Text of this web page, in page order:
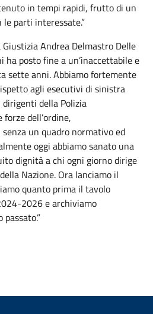
in tempi rapidi, frutto di un
parti interessate.”
Andrea Delmastro Delle
ha posto fine a un’inaccettabile e
sette anni. Abbiamo fortemente
agli esecutivi di sinistra
della Polizia
dell’ordine,
un quadro normativo ed
oggi abbiamo sanato una
dignità a chi ogni giorno dirige
Nazione. Ora lanciamo il
quanto prima il tavolo
2026 e archiviamo